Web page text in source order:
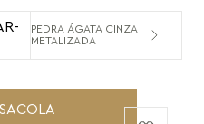
PEDRA ÁGATA CINZA
METALIZADA